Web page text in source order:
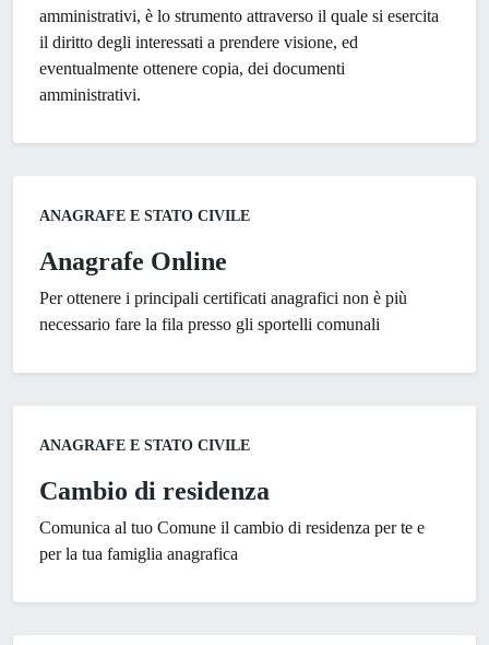
amministrativi, è lo strumento attraverso il quale si esercita
il diritto degli interessati a prendere visione, ed
eventualmente ottenere copia, dei documenti
amministrativi.
Categoria:
ANAGRAFE E STATO CIVILE
Anagrafe Online
Per ottenere i principali certificati anagrafici non è più
necessario fare la fila presso gli sportelli comunali
Categoria:
ANAGRAFE E STATO CIVILE
Cambio di residenza
Comunica al tuo Comune il cambio di residenza per te e
per la tua famiglia anagrafica